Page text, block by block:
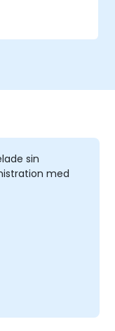
sin
med